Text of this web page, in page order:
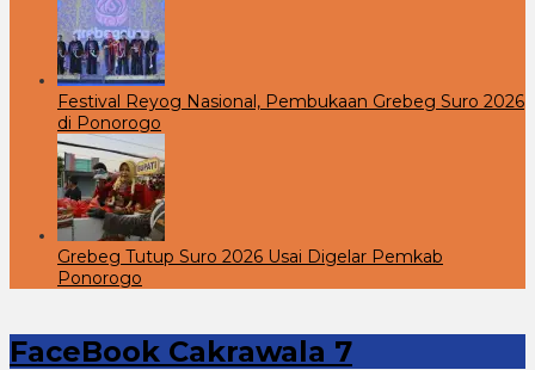
Festival Reyog Nasional, Pembukaan Grebeg Suro 2026
di Ponorogo
Grebeg Tutup Suro 2026 Usai Digelar Pemkab
Ponorogo
FaceBook Cakrawala 7